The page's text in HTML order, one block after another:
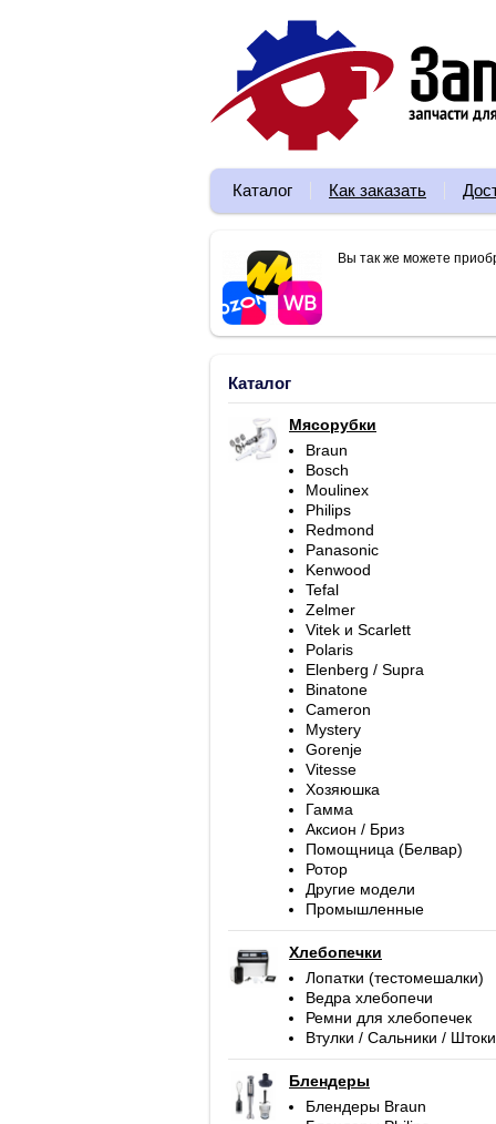
Каталог Как заказать
Вы так же можете
Каталог
Мясорубки
Braun
Bosch
Moulinex
Philips
Redmond
Panasonic
Kenwood
Tefal
Zelmer
Vitek и Scarlett
Polaris
Elenberg / Supra
Binatone
Cameron
Mystery
Gorenje
Vitesse
Хозяюшка
Гамма
Аксион / Бриз
Помощница (Белвар)
Ротор
Другие модели
Промышленные
Хлебопечки
Лопатки (тестомешалки)
Ведра хлебопечи
Ремни для хлебопечек
Втулки / Сальники / Штоки
Блендеры
Блендеры Braun